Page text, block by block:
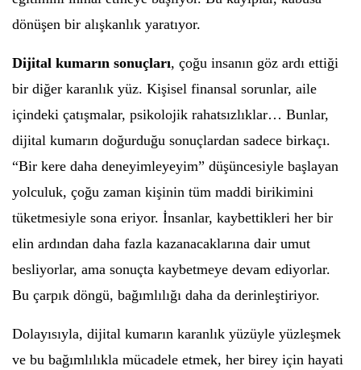
dönüşen bir alışkanlık yaratıyor.
Dijital kumarın sonuçları, çoğu insanın göz ardı ettiği
bir diğer karanlık yüz. Kişisel finansal sorunlar, aile
içindeki çatışmalar, psikolojik rahatsızlıklar… Bunlar,
dijital kumarın doğurduğu sonuçlardan sadece birkaçı.
“Bir kere daha deneyimleyeyim” düşüncesiyle başlayan
yolculuk, çoğu zaman kişinin tüm maddi birikimini
tüketmesiyle sona eriyor. İnsanlar, kaybettikleri her bir
elin ardından daha fazla kazanacaklarına dair umut
besliyorlar, ama sonuçta kaybetmeye devam ediyorlar.
Bu çarpık döngü, bağımlılığı daha da derinleştiriyor.
Dolayısıyla, dijital kumarın karanlık yüzüyle yüzleşmek
ve bu bağımlılıkla mücadele etmek, her birey için hayati